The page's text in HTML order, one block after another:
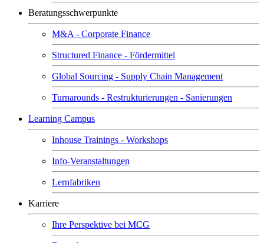
Beratungsschwerpunkte
M&A - Corporate Finance
Structured Finance - Fördermittel
Global Sourcing - Supply Chain Management
Turnarounds - Restrukturierungen - Sanierungen
Learning Campus
Inhouse Trainings - Workshops
Info-Veranstaltungen
Lernfabriken
Karriere
Ihre Perspektive bei MCG